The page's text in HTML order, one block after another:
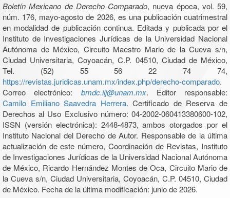
Boletín Mexicano de Derecho Comparado, nueva época, vol. 59,
núm. 176, mayo-agosto de 2026, es una publicación cuatrimestral
en modalidad de publicación continua. Editada y publicada por el
Instituto de Investigaciones Jurídicas de la Universidad Nacional
Autónoma de México, Circuito Maestro Mario de la Cueva s/n,
Ciudad Universitaria, Coyoacán, C.P. 04510, Ciudad de México,
Tel. (52) 55 56 22 74 74,
https://revistas.juridicas.unam.mx/index.php/derecho-comparado.
Correo electrónico: bmdc.iij@unam.mx. Editor responsable:
Camilo Emiliano Saavedra Herrera. Certificado de Reserva de
Derechos al Uso Exclusivo número: 04-2002-060413380600-102,
ISSN (versión electrónica): 2448-4873, ambos otorgados por el
Instituto Nacional del Derecho de Autor. Responsable de la última
actualización de este número, Coordinación de Revistas, Instituto
de Investigaciones Jurídicas de la Universidad Nacional Autónoma
de México, Ricardo Hernández Montes de Oca, Circuito Mario de
la Cueva s/n, Ciudad Universitaria, Coyoacán, C.P. 04510, Ciudad
de México. Fecha de la última modificación: junio de 2026.